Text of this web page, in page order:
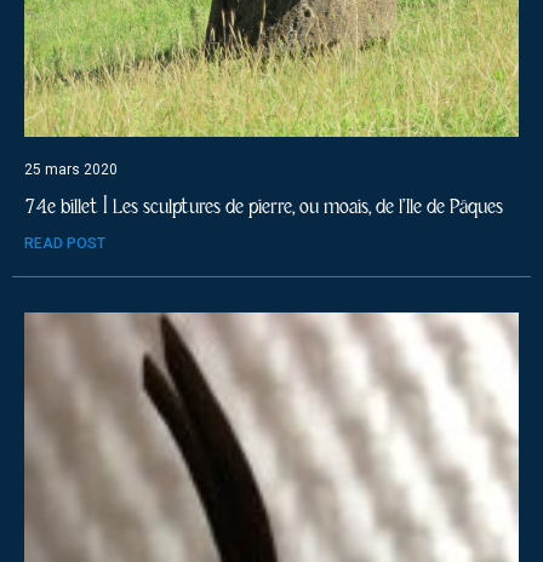
25 mars 2020
74e billet | Les sculptures de pierre, ou moais, de l’Ile de Pâques
READ POST